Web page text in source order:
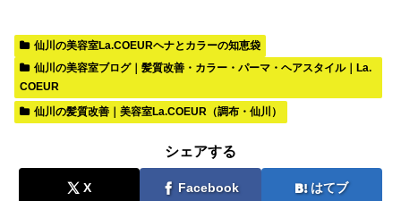
仙川の美容室La.COEURヘナとカラーの知恵袋
仙川の美容室ブログ｜髪質改善・カラー・パーマ・ヘアスタイル｜La.
COEUR
仙川の髪質改善｜美容室La.COEUR（調布・仙川）
シェアする
X Facebook はてブ